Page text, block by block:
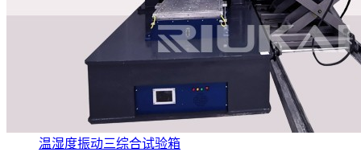
温湿度振动三综合试验箱